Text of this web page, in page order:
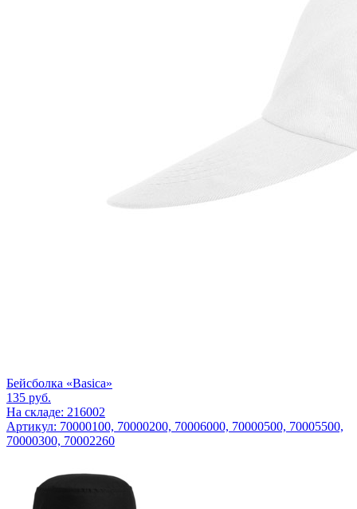
Бейсболка «Basica»
135 руб.
На складе: 216002
Артикул: 70000100, 70000200, 70006000, 70000500, 70005500,
70000300, 70002260